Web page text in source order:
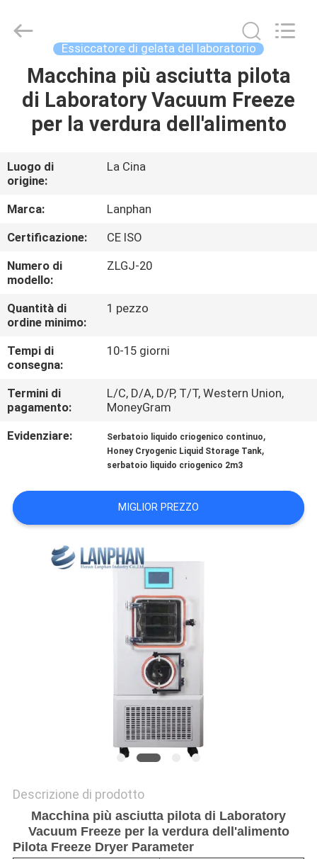
CASA
PRODOTTI
VIDEO
CIRCA
NOI
GIRO
DELLA
FABBRICA
CONTROLLO
DI
QUALITÀ
CONTATTICI
RICHIEDA
CITAZIONE
Lanphan
Industry
Reserved.
Essiccatore di gelata del laboratorio
Macchina più asciutta pilota
di Laboratory Vacuum Freeze
per la verdura dell'alimento
Luogo di
origine:
La Cina
Marca:
Lanphan
Certificazione:
CE ISO
Numero di
modello:
ZLGJ-20
Quantità di
ordine minimo:
1 pezzo
Tempi di
consegna:
10-15 giorni
Termini di
pagamento:
L/C, D/A, D/P, T/T, Western Union,
MoneyGram
Evidenziare:
Serbatoio liquido criogenico continuo,
Honey Cryogenic Liquid Storage Tank,
serbatoio liquido criogenico 2m3
MIGLIOR PREZZO
Descrizione di prodotto
Macchina più asciutta pilota di Laboratory
Vacuum Freeze per la verdura dell'alimento
Pilota Freeze Dryer Parameter